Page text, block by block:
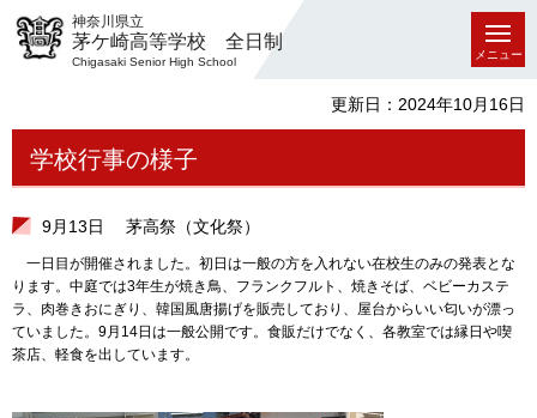
神奈川県立
茅ケ崎高等学校 全日制
Chigasaki Senior High School
メニュー
更新日：2024年10月16日
学校行事の様子
9月13日 茅高祭（文化祭）
一日目が開催されました。初日は一般の方を入れない在校生のみの発表とな
ります。中庭では3年生が焼き鳥、フランクフルト、焼きそば、ベビーカステ
ラ、肉巻きおにぎり、韓国風唐揚げを販売しており、屋台からいい匂いが漂っ
ていました。9月14日は一般公開です。食販だけでなく、各教室では縁日や喫
茶店、軽食を出しています。